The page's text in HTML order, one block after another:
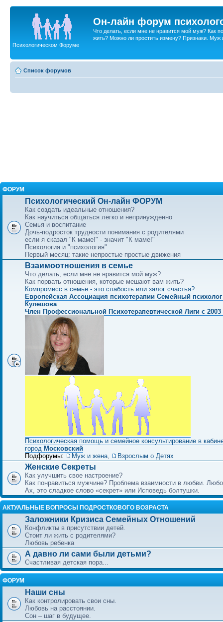
Он-лайн форум
Что делать, если мне не нравится мой муж? Как
жить? Можно ли простить измену? Признаки. Муж
Психологическом Форуме
Список форумов
ФОРУМ
Психологический Он-лайн ФОРУМ
Как создать идеальные отношения?
Как научиться общаться легко и непринужденно
Семья и воспитание
Дочь-подросток трудности понимания с родителями
если я сказал "К маме!" - значит "К маме!"
Психология и "психология"
Первый месяц: такие непростые простые движения
Взаимоотношения в семье
Что делать, если мне не нравится мой муж?
Как порвать отношения, которые мешают вам жить?
Компромисс в семье - это слабость или залог счастья?
Европейская Ассоциация психотерапии Семейный
Кулешова
Член Профессиональной Психотерапевтической Лиги с 2003
Психологическая помощь и семейное консультирование в
город Московский
Подфорумы:
Муж и жена, Взрослым о Детях
Женские Секреты
Как улучшить свое настроение?
Как понравиться мужчине? Проблема взаимности в любви.
Ах, это сладкое слово «секрет» или Исповедь болтушки.
АКТУАЛЬНЫЕ ВОПРОСЫ ПОДРОСТКОВОГО ВОЗРАСТА
Заложники Кризиса Семейных Отношений
Конфликты в присутствии детей.
Стоит ли жить с родителями?
Любовь ребенка
А давно ли сами были детьми?
Счастливая детская пора...
ФОРУМ
Наши сны
Как контролировать свои сны.
Любовь на расстоянии.
Сон – шаг в будущее.